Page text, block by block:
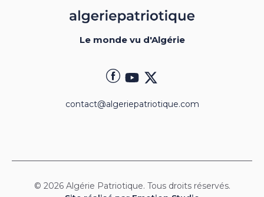
Le monde vu d'Algérie
contact@algeriepatriotique.com
© 2026 Algérie Patriotique. Tous droits réservés.